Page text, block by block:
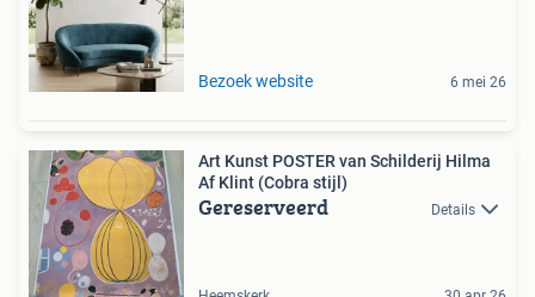
Bezoek website 6 mei 26
Art Kunst POSTER van Schilderij Hilma
Af Klint (Cobra stijl)
Gereserveerd Details